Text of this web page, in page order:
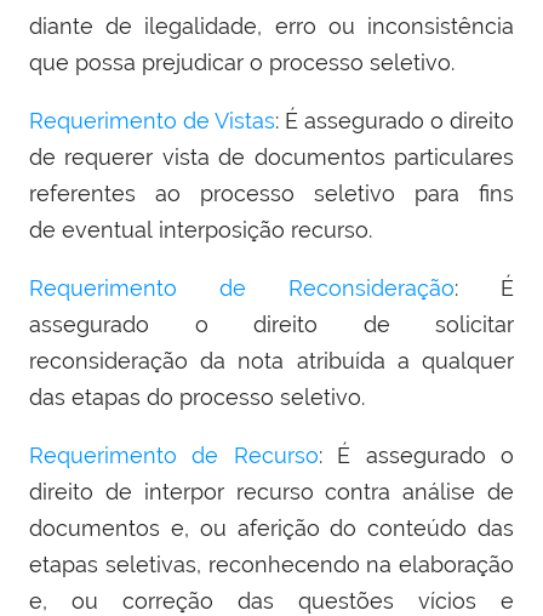
diante de ilegalidade, erro ou inconsistência
que possa prejudicar o processo seletivo.
Requerimento de Vistas: É assegurado o direito
de requerer vista de documentos particulares
referentes ao processo seletivo para fins
de eventual interposição recurso.
Requerimento de Reconsideração: É
assegurado o direito de solicitar
reconsideração da nota atribuída a qualquer
das etapas do processo seletivo.
Requerimento de Recurso: É assegurado o
direito de interpor recurso contra análise de
documentos e, ou aferição do conteúdo das
etapas seletivas, reconhecendo na elaboração
e, ou correção das questões vícios e